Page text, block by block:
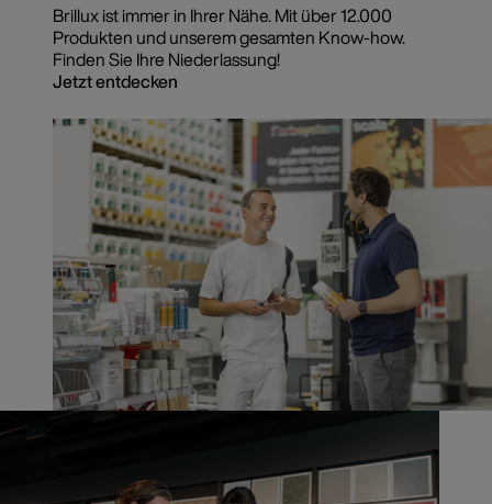
Brillux ist immer in Ihrer Nähe. Mit über 12.000
Produkten und unserem gesamten Know-how.
Finden Sie Ihre Niederlassung!
Jetzt entdecken